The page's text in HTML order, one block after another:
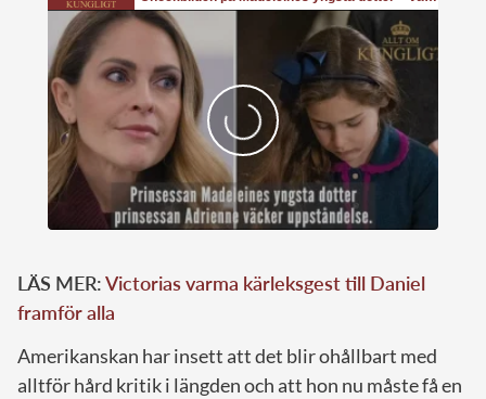
LÄS MER:Victorias varma kärleksgest till Daniel
framför alla
Amerikanskan har insett att det blir ohållbart med
alltför hård kritik i längden och att hon nu måste få en